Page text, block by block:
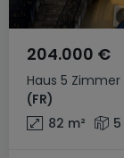
Haus 5 Zimmer
(FR)
204.000 €
82 m² 5